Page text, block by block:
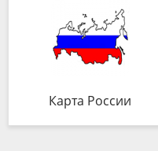
Карта России